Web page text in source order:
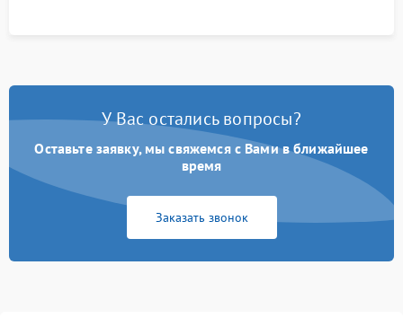
У Вас остались вопросы?
Оставьте заявку, мы свяжемся с Вами в ближайшее
время
Заказать звонок